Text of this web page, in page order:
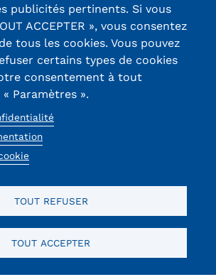
contact salons, forums,
Mieg
Cedex
33 10
RGPD
publicités pertinents. Si vous
ACCEPTER », vous consentez
tous les cookies. Vous pouvez
certains types de cookies
consentement à tout
Paramètres ».
TOUT REFUSER
TOUT ACCEPTER